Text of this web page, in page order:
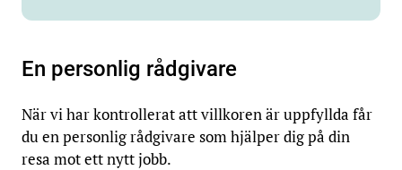
En personlig rådgivare
När vi har kontrollerat att villkoren är uppfyllda får
du en personlig rådgivare som hjälper dig på din
resa mot ett nytt jobb.